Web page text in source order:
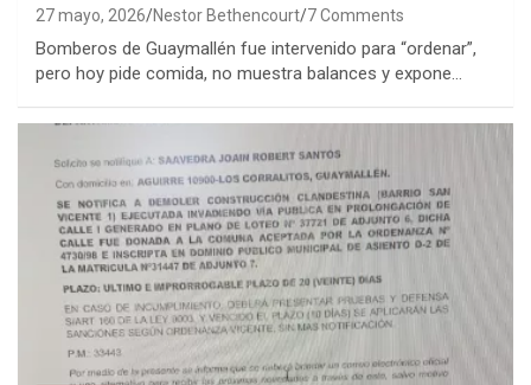
27 mayo, 2026 Nestor Bethencourt 7 Comments
Bomberos de Guaymallén fue intervenido para “ordenar”,
pero hoy pide comida, no muestra balances y expone…